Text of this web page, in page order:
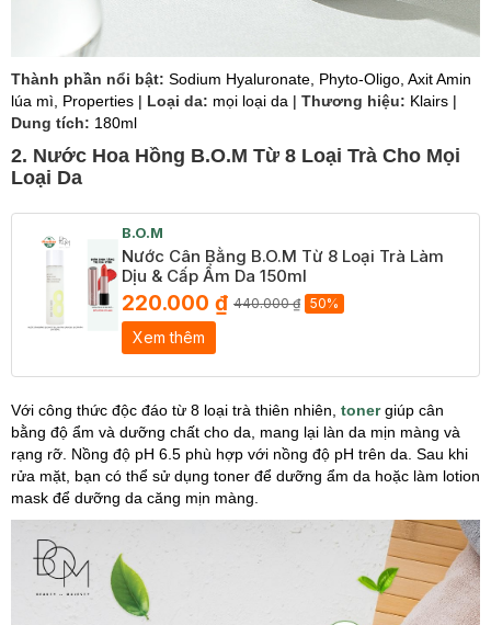
Thành phần nổi bật: Sodium Hyaluronate, Phyto-Oligo, Axit Amin
lúa mì, Properties | Loại da: mọi loại da | Thương hiệu: Klairs |
Dung tích: 180ml
2. Nước Hoa Hồng B.O.M Từ 8 Loại Trà Cho Mọi
Loại Da
B.O.M
Nước Cân Bằng B.O.M Từ 8 Loại Trà Làm
Dịu & Cấp Ẩm Da 150ml
220.000 ₫ 440.000 ₫ 50%
Xem thêm
Với công thức độc đáo từ 8 loại trà thiên nhiên, toner giúp cân
bằng độ ẩm và dưỡng chất cho da, mang lại làn da mịn màng và
rạng rỡ. Nồng độ pH 6.5 phù hợp với nồng độ pH trên da. Sau khi
rửa mặt, bạn có thể sử dụng toner để dưỡng ẩm da hoặc làm lotion
mask để dưỡng da căng mịn màng.